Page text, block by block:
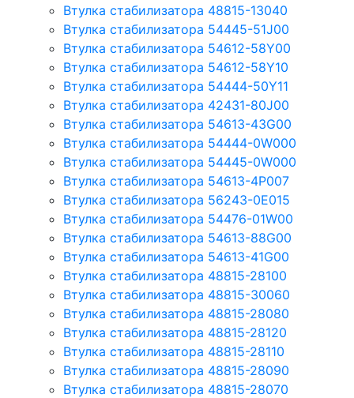
Втулка стабилизатора 48815-13040
Втулка стабилизатора 54445-51J00
Втулка стабилизатора 54612-58Y00
Втулка стабилизатора 54612-58Y10
Втулка стабилизатора 54444-50Y11
Втулка стабилизатора 42431-80J00
Втулка стабилизатора 54613-43G00
Втулка стабилизатора 54444-0W000
Втулка стабилизатора 54445-0W000
Втулка стабилизатора 54613-4P007
Втулка стабилизатора 56243-0E015
Втулка стабилизатора 54476-01W00
Втулка стабилизатора 54613-88G00
Втулка стабилизатора 54613-41G00
Втулка стабилизатора 48815-28100
Втулка стабилизатора 48815-30060
Втулка стабилизатора 48815-28080
Втулка стабилизатора 48815-28120
Втулка стабилизатора 48815-28110
Втулка стабилизатора 48815-28090
Втулка стабилизатора 48815-28070